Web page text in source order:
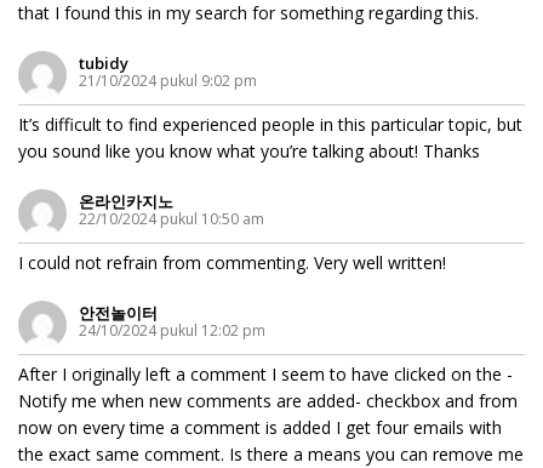
that I found this in my search for something regarding this.
tubidy
21/10/2024 pukul 9:02 pm
It’s difficult to find experienced people in this particular topic, but
you sound like you know what you’re talking about! Thanks
온라인카지노
22/10/2024 pukul 10:50 am
I could not refrain from commenting. Very well written!
안전놀이터
24/10/2024 pukul 12:02 pm
After I originally left a comment I seem to have clicked on the -
Notify me when new comments are added- checkbox and from
now on every time a comment is added I get four emails with
the exact same comment. Is there a means you can remove me